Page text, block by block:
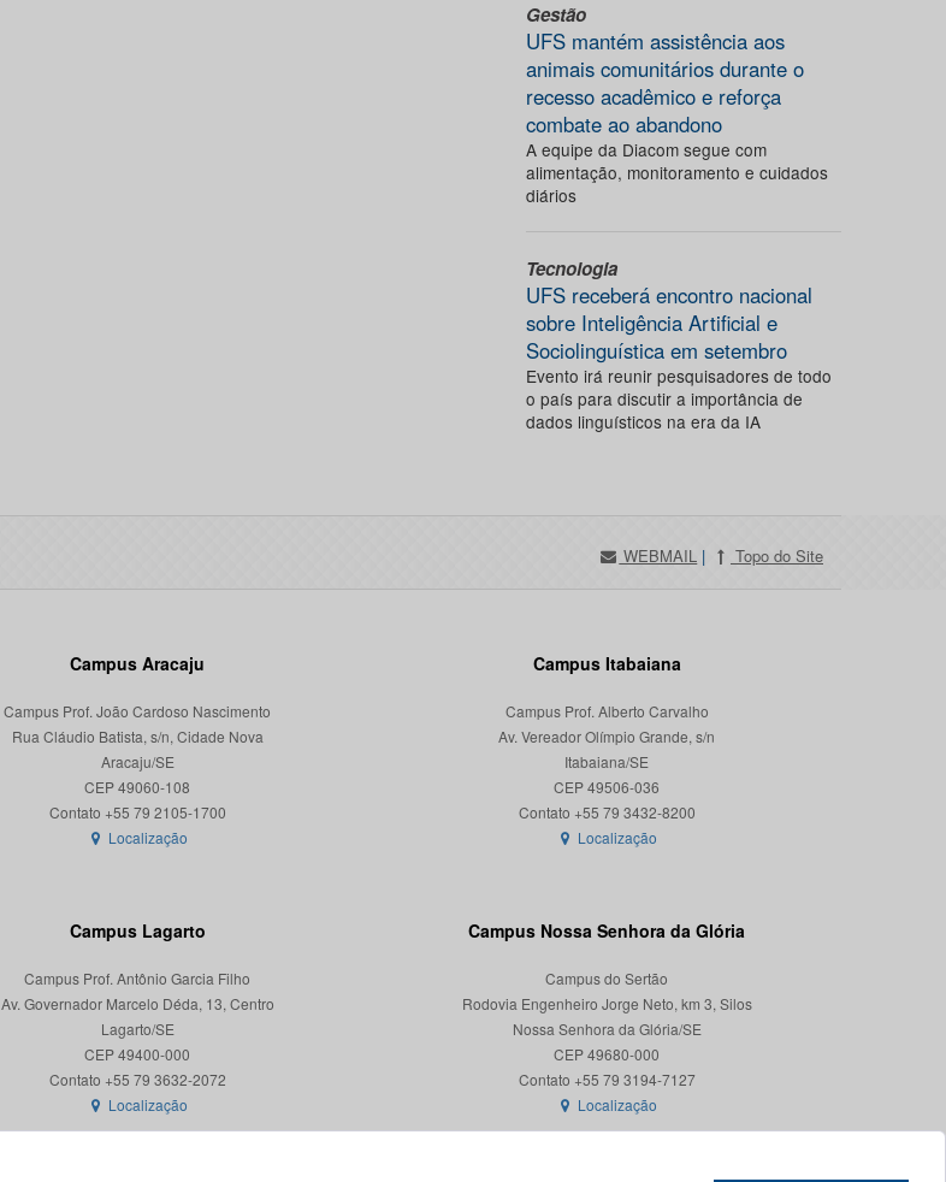
Gestão
UFS mantém assistência aos
animais comunitários durante o
recesso acadêmico e reforça
combate ao abandono
A equipe da Diacom segue com
alimentação, monitoramento e cuidados
diários
Tecnologia
UFS receberá encontro nacional
sobre Inteligência Artificial e
Sociolinguística em setembro
Evento irá reunir pesquisadores de todo
o país para discutir a importância de
dados linguísticos na era da IA
WEBMAIL | Topo do Site
Campus Aracaju
Campus Prof. João Cardoso Nascimento
Rua Cláudio Batista, s/n, Cidade Nova
Aracaju/SE
CEP 49060-108
Localização
Campus Itabaiana
Campus Prof. Alberto Carvalho
Av. Vereador Olímpio Grande, s/n
Itabaiana/SE
CEP 49506-036
Localização
Campus Lagarto
Campus Prof. Antônio Garcia Filho
Av. Governador Marcelo Déda, 13, Centro
Lagarto/SE
CEP 49400-000
Localização
Campus Nossa Senhora da Glória
Campus do Sertão
Rodovia Engenheiro Jorge Neto, km 3, Silos
Nossa Senhora da Glória/SE
CEP 49680-000
Contato +55 79 3194-7127
Localização